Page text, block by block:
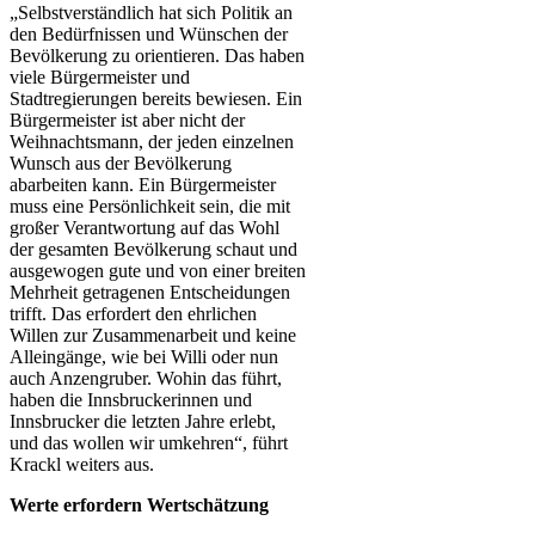
„Selbstverständlich hat sich Politik an
den Bedürfnissen und Wünschen der
Bevölkerung zu orientieren. Das haben
viele Bürgermeister und
Stadtregierungen bereits bewiesen. Ein
Bürgermeister ist aber nicht der
Weihnachtsmann, der jeden einzelnen
Wunsch aus der Bevölkerung
abarbeiten kann. Ein Bürgermeister
muss eine Persönlichkeit sein, die mit
großer Verantwortung auf das Wohl
der gesamten Bevölkerung schaut und
ausgewogen gute und von einer breiten
Mehrheit getragenen Entscheidungen
trifft. Das erfordert den ehrlichen
Willen zur Zusammenarbeit und keine
Alleingänge, wie bei Willi oder nun
auch Anzengruber. Wohin das führt,
haben die Innsbruckerinnen und
Innsbrucker die letzten Jahre erlebt,
und das wollen wir umkehren“, führt
Krackl weiters aus.
Werte erfordern Wertschätzung